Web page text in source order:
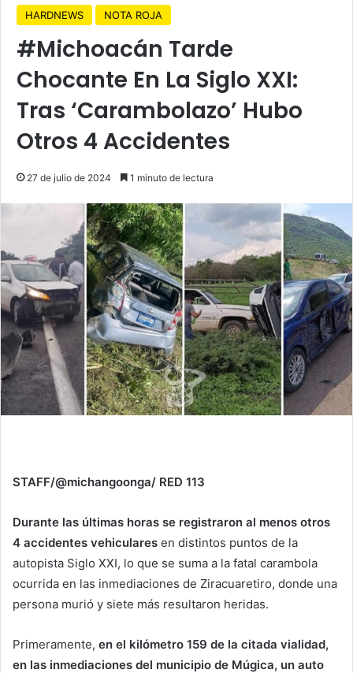
HARDNEWS NOTA ROJA
#Michoacán Tarde
Chocante En La Siglo XXI:
Tras ‘Carambolazo’ Hubo
Otros 4 Accidentes
27 de julio de 2024 1 minuto de lectura
STAFF/@michangoonga/ RED 113
Durante las últimas horas se registraron al menos otros
4 accidentes vehiculares en distintos puntos de la
autopista Siglo XXI, lo que se suma a la fatal carambola
ocurrida en las inmediaciones de Ziracuaretiro, donde una
persona murió y siete más resultaron heridas.
Primeramente, en el kilómetro 159 de la citada vialidad,
en las inmediaciones del municipio de Múgica, un auto